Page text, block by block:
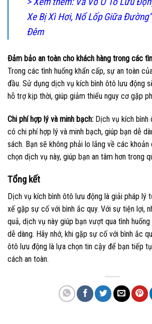
Xe Bị Xì Hơi, Nổ Lốp Giữa
Đêm
Đảm bảo an toàn cho khách hàng trong các
Trong các tình huống khẩn cấp, sự an toàn
đầu. Sử dụng dịch vụ kích bình ôtô lưu động
hỗ trợ kịp thời, giúp giảm thiểu nguy cơ gặp
Chi phí hợp lý và minh bạch: Dịch vụ kích
có chi phí hợp lý và minh bạch, giúp bạn dễ
sách. Bạn sẽ không phải lo lắng về các
chọn dịch vụ này, giúp bạn an tâm hơn trong
Tổng kết
Dịch vụ kích bình ôtô lưu động là giải pháp lý
xế gặp sự cố với bình ắc quy. Với sự tiện lợi,
quả, dịch vụ này giúp bạn vượt qua tình
dễ dàng. Hãy nhớ, khi gặp sự cố với bình ắc
ôtô lưu động là lựa chọn tin cậy để bạn tiếp
cách an toàn.